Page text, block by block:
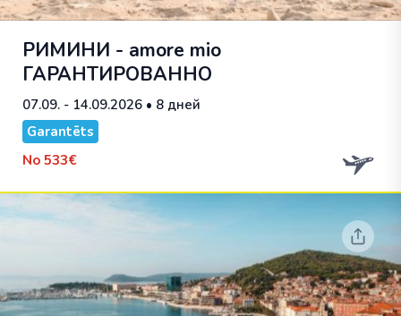
РИМИНИ - amore mio
ГАРАНТИРОВАННО
07.09. - 14.09.2026 • 8 дней
Garantēts
No 533€